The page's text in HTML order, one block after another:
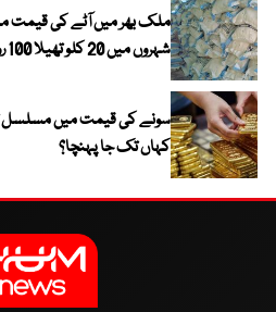
ملک بھر میں آٹے کی قیمت
شہروں میں 20 کلو تھیلا 100 روپے تک مہنگا
سونے کی قیمت میں مسلسل
کہاں تک جا پہنچا؟